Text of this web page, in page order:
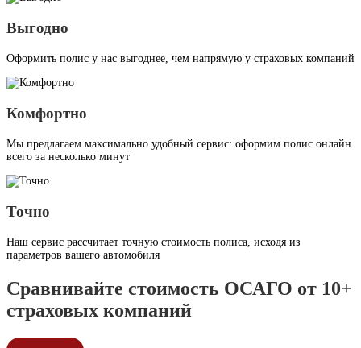
Выгодно
Оформить полис у нас выгоднее, чем напрямую у страховых компаний
Комфортно
Мы предлагаем максимально удобный сервис: оформим полис онлайн
всего за несколько минут
Точно
Наш сервис рассчитает точную стоимость полиса, исходя из
параметров вашего автомобиля
Сравнивайте стоимость ОСАГО от 10+
страховых компаний